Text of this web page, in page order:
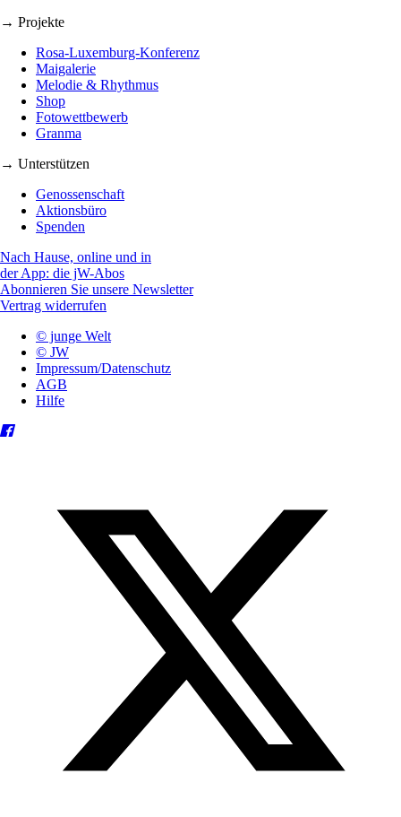
→ Projekte
Rosa-Luxemburg-Konferenz
Maigalerie
Melodie & Rhythmus
Shop
Fotowettbewerb
Granma
→ Unterstützen
Genossenschaft
Aktionsbüro
Spenden
Nach Hause, online und in
der App: die jW-Abos
Abonnieren Sie unsere Newsletter
Vertrag widerrufen
© junge Welt
© JW
Impressum/Datenschutz
AGB
Hilfe